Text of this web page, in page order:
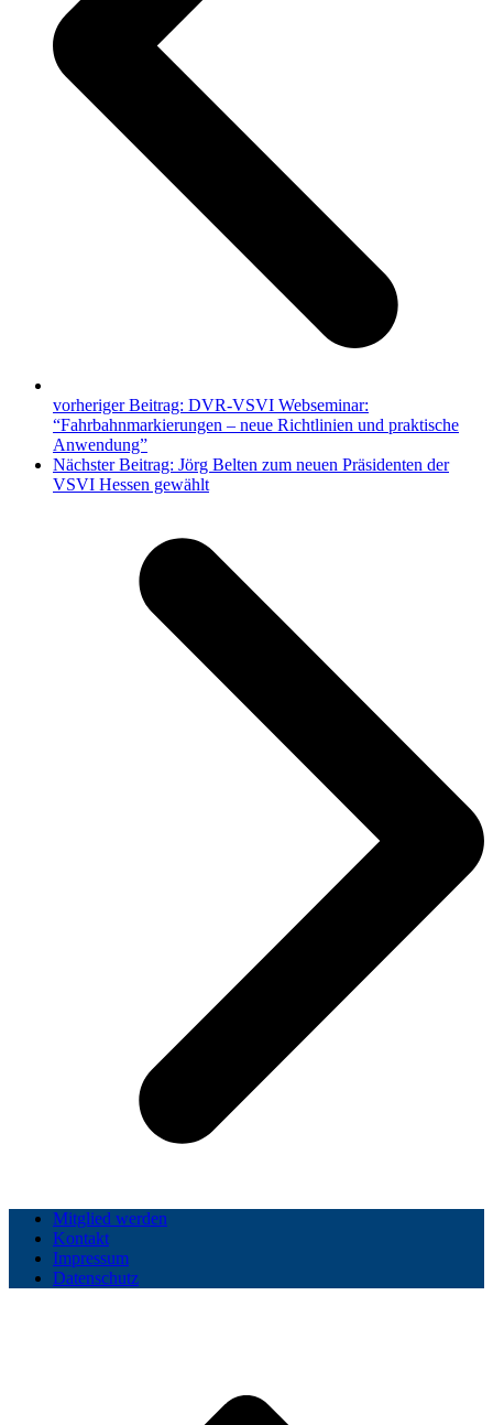
vorheriger Beitrag: DVR-VSVI Webseminar:
“Fahrbahnmarkierungen – neue Richtlinien und praktische
Anwendung”
Nächster Beitrag: Jörg Belten zum neuen Präsidenten der
VSVI Hessen gewählt
Mitglied werden
Kontakt
Impressum
Datenschutz